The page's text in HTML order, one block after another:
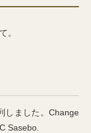
。
しました。Change
Sasebo.